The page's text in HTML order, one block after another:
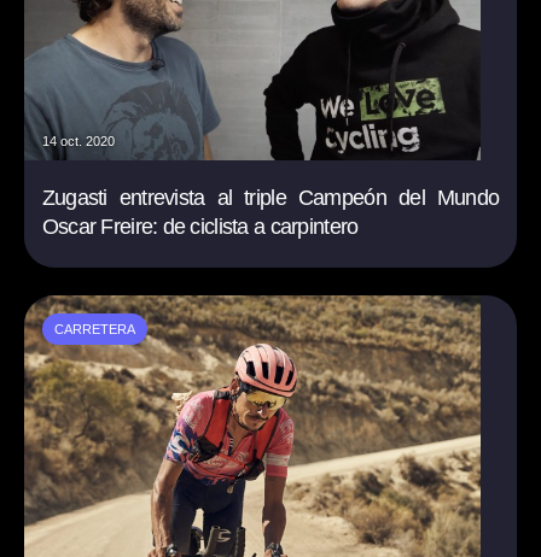
14 oct. 2020
Zugasti entrevista al triple Campeón del Mundo
Oscar Freire: de ciclista a carpintero
CARRETERA